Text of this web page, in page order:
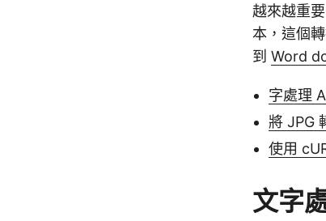
越來越重
本，這個
到 Word
字處理
將 JPG
使用
文字